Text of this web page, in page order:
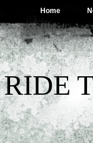
Home
RIDE